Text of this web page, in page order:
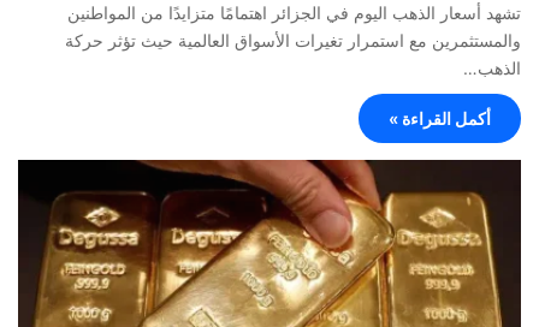
تشهد أسعار الذهب اليوم في الجزائر اهتمامًا متزايدًا من المواطنين
والمستثمرين مع استمرار تغيرات الأسواق العالمية حيث تؤثر حركة
الذهب…
أكمل القراءة »